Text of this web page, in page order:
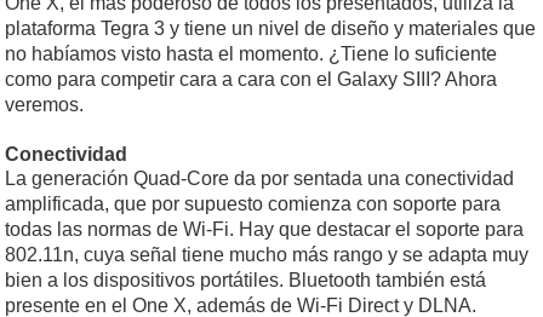
plataforma Tegra 3 y tiene un nivel de diseño y materiales que
no habíamos visto hasta el momento. ¿Tiene lo suficiente
como para competir cara a cara con el Galaxy SIII? Ahora
veremos.
Conectividad
La generación Quad-Core da por sentada una conectividad
amplificada, que por supuesto comienza con soporte para
todas las normas de Wi-Fi. Hay que destacar el soporte para
802.11n, cuya señal tiene mucho más rango y se adapta muy
bien a los dispositivos portátiles. Bluetooth también está
presente en el One X, además de Wi-Fi Direct y DLNA.